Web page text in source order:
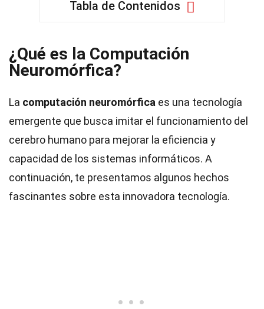
Tabla de Contenidos
¿Qué es la Computación
Neuromórfica?
La computación neuromórfica es una tecnología
emergente que busca imitar el funcionamiento del
cerebro humano para mejorar la eficiencia y
capacidad de los sistemas informáticos. A
continuación, te presentamos algunos hechos
fascinantes sobre esta innovadora tecnología.